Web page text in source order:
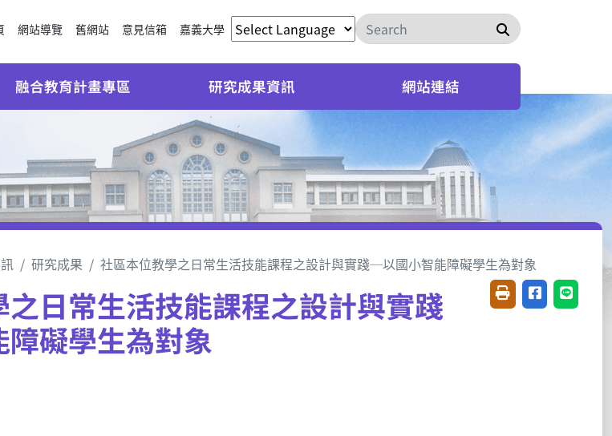
網站導覽 舊網站 意見信箱 嘉義大學 搜尋
融合教育計畫專區 研究成果資訊 網站連結
研究成果 社區本位教學之日常生活技能課程之設計與實踐─以國小智能障礙學生為對象
日常生活技能課程之設計與實踐
礙學生為對象
友善列印(開新視窗)
分享至臉書(
分享至